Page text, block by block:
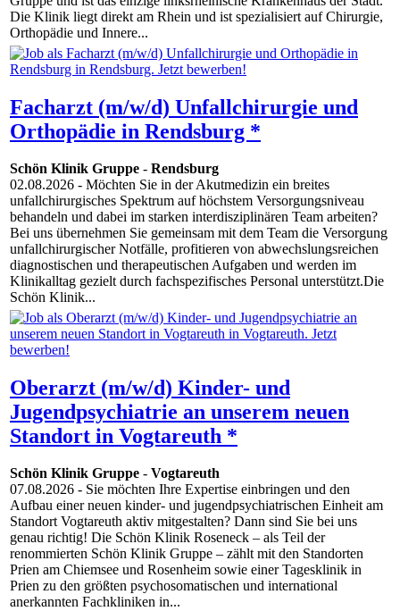
Die Klinik liegt direkt am Rhein und ist spezialisiert auf Chirurgie,
Orthopädie und Innere...
Facharzt (m/w/d) Unfallchirurgie und
Orthopädie in Rendsburg *
Schön Klinik Gruppe - Rendsburg
02.08.2026 - Möchten Sie in der Akutmedizin ein breites
unfallchirurgisches Spektrum auf höchstem Versorgungsniveau
behandeln und dabei im starken interdisziplinären Team arbeiten?
Bei uns übernehmen Sie gemeinsam mit dem Team die Versorgung
unfallchirurgischer Notfälle, profitieren von abwechslungsreichen
diagnostischen und therapeutischen Aufgaben und werden im
Klinikalltag gezielt durch fachspezifisches Personal unterstützt.Die
Schön Klinik...
Oberarzt (m/w/d) Kinder- und
Jugendpsychiatrie an unserem neuen
Standort in Vogtareuth *
Schön Klinik Gruppe - Vogtareuth
07.08.2026 - Sie möchten Ihre Expertise einbringen und den
Aufbau einer neuen kinder- und jugendpsychiatrischen Einheit am
Standort Vogtareuth aktiv mitgestalten? Dann sind Sie bei uns
genau richtig! Die Schön Klinik Roseneck – als Teil der
renommierten Schön Klinik Gruppe – zählt mit den Standorten
Prien am Chiemsee und Rosenheim sowie einer Tagesklinik in
Prien zu den größten psychosomatischen und international
anerkannten Fachkliniken in...